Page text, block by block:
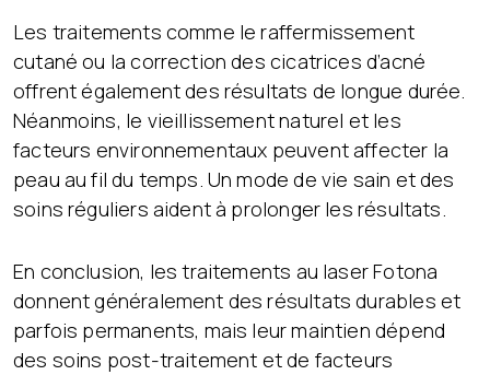
Les traitements comme le raffermissement
cutané ou la correction des cicatrices d’acné
offrent également des résultats de longue durée.
Néanmoins, le vieillissement naturel et les
facteurs environnementaux peuvent affecter la
peau au fil du temps. Un mode de vie sain et des
soins réguliers aident à prolonger les résultats.
En conclusion, les traitements au laser Fotona
donnent généralement des résultats durables et
parfois permanents, mais leur maintien dépend
des soins post-traitement et de facteurs